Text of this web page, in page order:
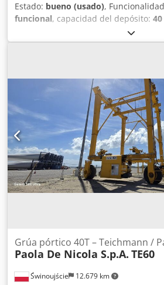
Estado: bueno (usado),
funcional, capacidad del depósito: 40
, material
inoxidable, presión de
, Depósito
Última aplicación: Industria
Tipo: Vertical sobre carro con ruedas
80 mm Material (en contacto con el
304 Ejecución: De pared simple
Presión de trabajo según placa de
Dimensiones del depósito: Diámetro
Altura cilíndrica: 500 mm Altura total:
Eicsfx Aanorf Anchura total: 450 mm
mm Materiales: Interior: 1.4301 / AISI
AISI 304 Equipamiento: Placa de
Świnoujście 12.679 km
Grúa pórtico 40T – Teichmann /
Paola De Nicola S.p.A. TE60